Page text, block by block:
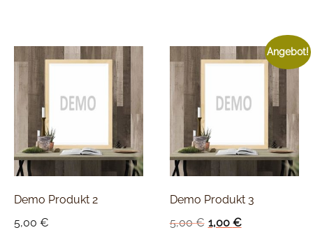
Demo Produkt 2
5,00 €
Angebot!
Demo Produkt 3
5,00€ 1,00 €